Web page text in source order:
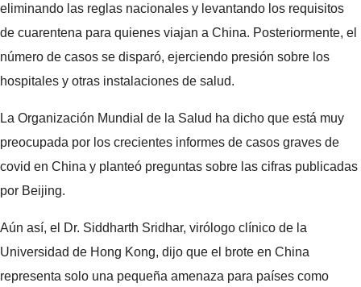
eliminando las reglas nacionales y levantando los requisitos
de cuarentena para quienes viajan a China. Posteriormente, el
número de casos se disparó, ejerciendo presión sobre los
hospitales y otras instalaciones de salud.
La Organización Mundial de la Salud ha dicho que está muy
preocupada por los crecientes informes de casos graves de
covid en China y planteó preguntas sobre las cifras publicadas
por Beijing.
Aún así, el Dr. Siddharth Sridhar, virólogo clínico de la
Universidad de Hong Kong, dijo que el brote en China
representa solo una pequeña amenaza para países como